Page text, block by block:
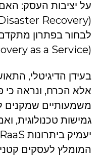
על יציבות העסק:
as a Service)?
בעידן הדיגיטלי,
משמעותיים שמקנים
גמישות טכנולוגית,
המומלץ לעסקים